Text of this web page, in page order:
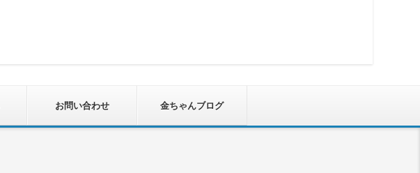
お問い合わせ 金ちゃんブログ